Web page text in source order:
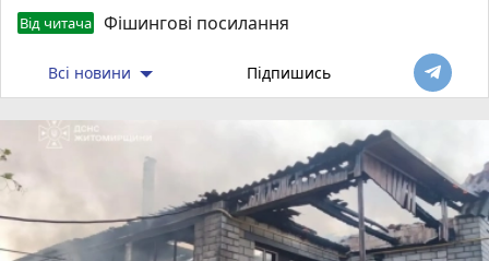
Від читача Фішингові посилання
Всі новини Підпишись